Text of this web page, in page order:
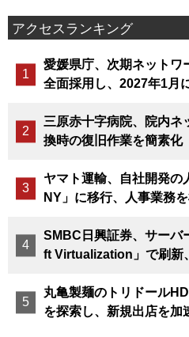
アクセスランキング
愛媛県庁、次期ネットワ
全面採用し、2027年1月
三原赤十字病院、院内ネ
換時の復旧作業を簡素化
ヤマト運輸、自社開発の
NY」に移行、人事業務
SMBC日興証券、サーバ
ft Virtualization」で刷新
丸亀製麺のトリドール
を探索し、新規出店を加